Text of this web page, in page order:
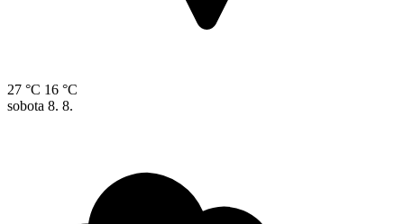
27 °C 16 °C
sobota 8. 8.